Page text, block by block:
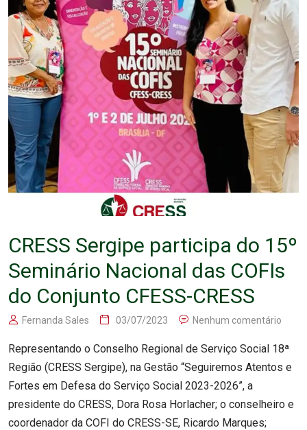
CRESS Sergipe participa do 15º
Seminário Nacional das COFIs
do Conjunto CFESS-CRESS
Fernanda Sales 03/07/2023 Nenhum comentário
Representando o Conselho Regional de Serviço Social 18ª
Região (CRESS Sergipe), na Gestão “Seguiremos Atentos e
Fortes em Defesa do Serviço Social 2023-2026”, a
presidente do CRESS, Dora Rosa Horlacher; o conselheiro e
coordenador da COFI do CRESS-SE, Ricardo Marques;